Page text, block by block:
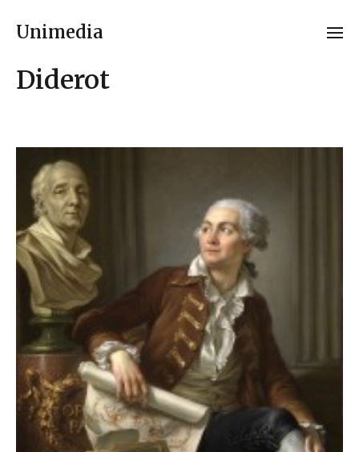
Unimedia
Diderot